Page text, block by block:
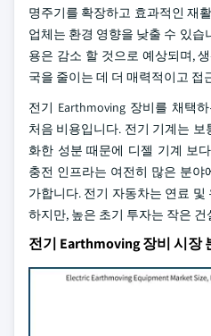
명주기를 확장하고 효과적인 재
업체는 환경 영향을 낮출 수 있습
용은 감소 할 것으로 예상되며,
국을 줄이는 데 더 매력적이고 접
전기 Earthmoving 장비를 채택
처음 비용입니다. 전기 기계는
화한 성분 때문에 디젤 기계 보
충전 인프라는 여전히 많은 분야
가합니다. 전기 자동차는 연료
하지만, 높은 초기 투자는 작은
전기 Earthmoving 장비 시장